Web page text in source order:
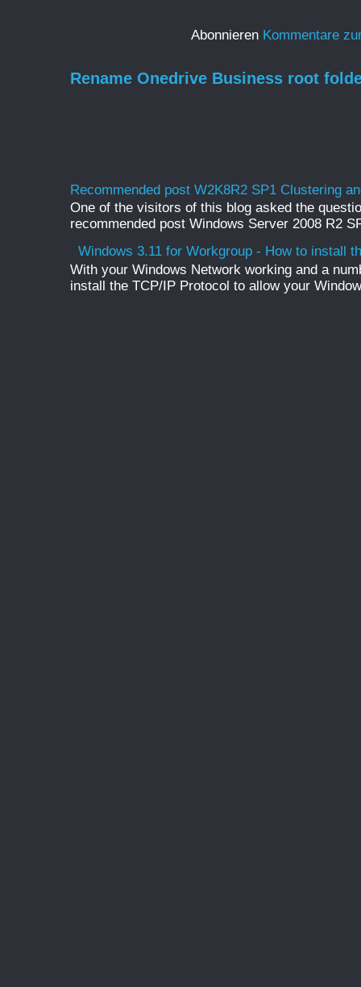
Abonnieren Kommentare
Rename Onedrive Business root
Recommended post W2K8R2 SP1 Clustering
One of the visitors of this blog asked the
recommended post Windows Server 2008 R2
Windows 3.11 for Workgroup - How to install
With your Windows Network working and a
install the TCP/IP Protocol to allow your